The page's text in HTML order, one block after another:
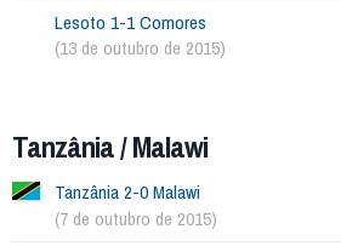
Lesoto 1-1 Comores
(13 de outubro de 2015)
Tanzânia / Malawi
Tanzânia 2-0 Malawi
(7 de outubro de 2015)